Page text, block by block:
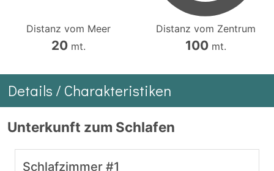
Distanz vom Meer
20 mt.
Distanz vom Zentrum
100mt.
Details / Charakteristiken
Unterkunft zum Schlafen
Schlafzimmer #1